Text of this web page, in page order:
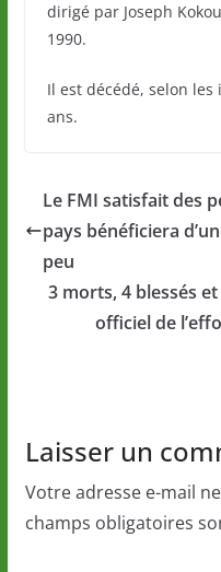
dirigé par Joseph
1990.
Il est décédé, selon les
ans.
Le FMI satisfait des
pays bénéficiera
peu
3 morts, 4 blessés
officiel de
Laisser un
Votre adresse e-mail
champs obligatoires